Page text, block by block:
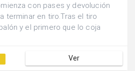
con pases y devolución
terminar en tiro.Tras el tiro
y el primero que lo coja
Ver